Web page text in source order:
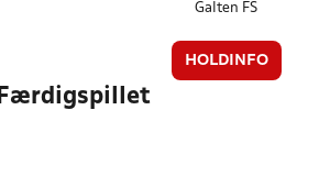
Galten FS
HOLDINFO
Færdigspillet